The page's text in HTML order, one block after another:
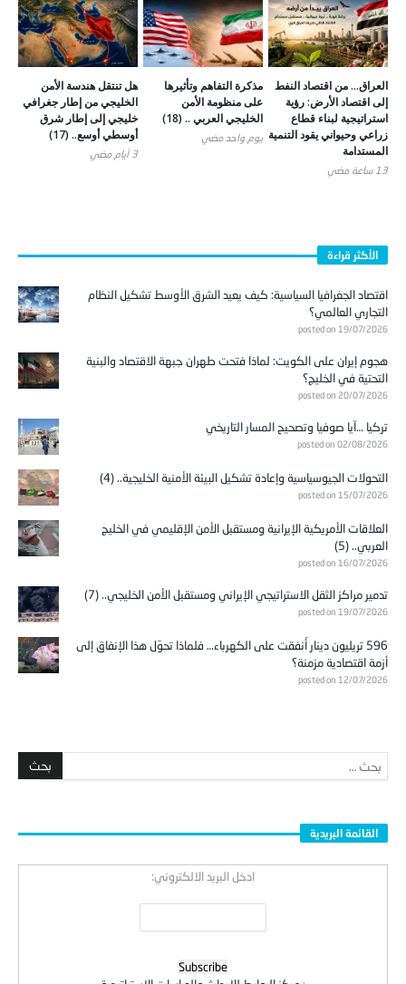
العراق… من اقتصاد النفط
إلى اقتصاد الأرض: رؤية
استراتيجية لبناء قطاع
زراعي وحيواني يقود التنمية
المستدامة
13 ساعة ‎مضي
مذكرة التفاهم وتأثيرها
على منظومة الأمن
الخليجي العربي .. (18)
يوم واحد ‎مضي
هل تنتقل هندسة الأمن
الخليجي من إطار جغرافي
خليجي إلى إطار شرق
أوسطي أوسع.. (17)
3 أيام ‎مضي
الأكثر قراءة
اقتصاد الجغرافيا السياسية: كيف يعيد الشرق الأوسط تشكيل النظام
التجاري العالمي؟
posted on 19/07/2026
هجوم إيران على الكويت: لماذا فتحت طهران جبهة الاقتصاد والبنية
التحتية في الخليج؟
posted on 20/07/2026
تركيا …آيا صوفيا وتصحيح المسار التاريخي
posted on 02/08/2026
التحولات الجيوسياسية وإعادة تشكيل البيئة الأمنية الخليجية.. (4)
posted on 15/07/2026
العلاقات الأمريكية الإيرانية ومستقبل الأمن الإقليمي في الخليج
العربي.. (5)
posted on 16/07/2026
تدمير مراكز الثقل الاستراتيجي الإيراني ومستقبل الأمن الخليجي.. (7)
posted on 19/07/2026
596 تريليون دينار أُنفقت على الكهرباء… فلماذا تحوّل هذا الإنفاق إلى
أزمة اقتصادية مزمنة؟
posted on 12/07/2026
القائمة البريدية
ادخل البريد الالكتروني: